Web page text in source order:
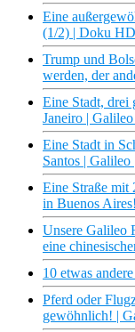
Eine
(1/2) | Doku
Trump und
werden, der
Eine Stadt, drei
Janeiro |
Eine Stadt in
Santos | Galileo
Eine Straße mit
in Buenos
Unsere Galileo
eine
10 etwas
Pferd oder
gewöhnlich! |